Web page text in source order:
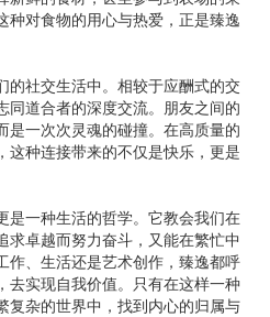
种对食物的用心与热爱，正是臻逸
的社交生活中。相较于应酬式的交
同道合者的深度交流。朋友之间的
是一次次灵魂的碰撞。在高质量的
这种连接带来的不仅是快乐，更是
是一种生活的哲学。它教会我们在
求卓越而努力奋斗，又能在繁忙中
作、生活还是艺术创作，臻逸都呼
去实现自我价值。只有在这样一种
复杂的世界中，找到内心的归属与